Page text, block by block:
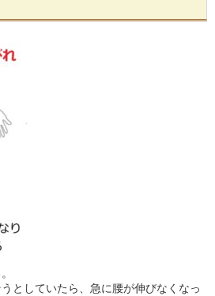
としていたら、急に腰が伸びなくなっ